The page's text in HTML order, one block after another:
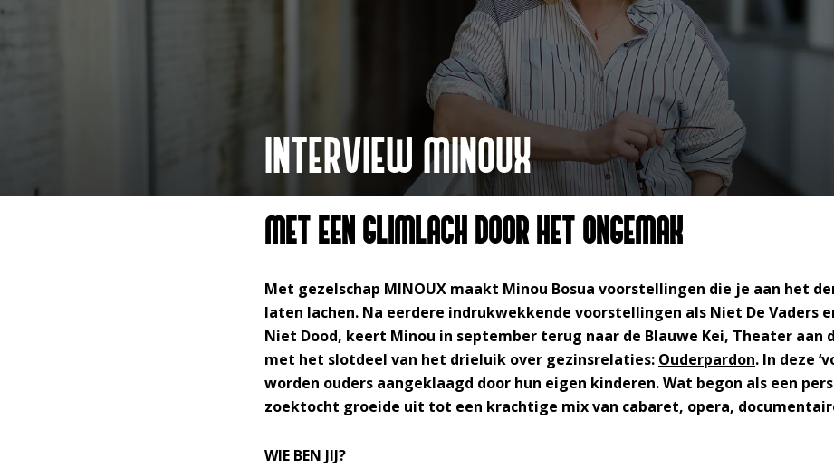
INTERVIEW MINOUX
MET EEN GLIMLACH DOOR HET ONGEMAK
Met gezelschap MINOUX maakt Minou Bosua voorstellingen die je aan het
laten lachen. Na eerdere indrukwekkende voorstellingen als Niet De Vaders
Niet Dood, keert Minou in september terug naar de Blauwe Kei, Theater aan
met het slotdeel van het drieluik over gezinsrelaties: Ouderpardon. In deze
worden ouders aangeklaagd door hun eigen kinderen. Wat begon als een
zoektocht groeide uit tot een krachtige mix van cabaret, opera,
WIE BEN JIJ?